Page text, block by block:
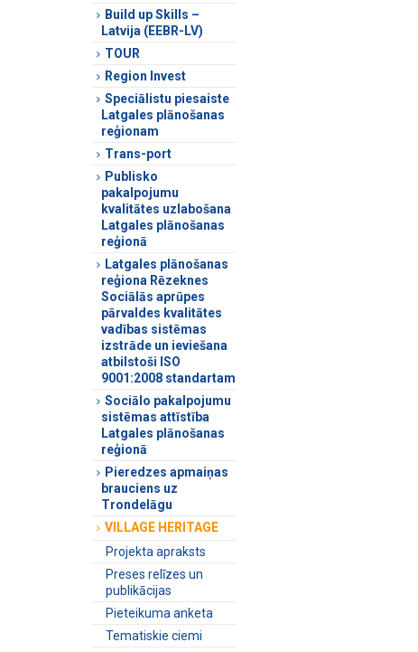
Build up Skills –
Latvija (EEBR-LV)
TOUR
Region Invest
Speciālistu piesaiste
Latgales plānošanas
reģionam
Trans-port
Publisko
pakalpojumu
kvalitātes uzlabošana
Latgales plānošanas
reģionā
Latgales plānošanas
reģiona Rēzeknes
Sociālās aprūpes
pārvaldes kvalitātes
vadības sistēmas
izstrāde un ieviešana
atbilstoši ISO
9001:2008 standartam
Sociālo pakalpojumu
sistēmas attīstība
Latgales plānošanas
reģionā
Pieredzes apmaiņas
brauciens uz
Trondelāgu
VILLAGE HERITAGE
Projekta apraksts
Preses relīzes un
publikācijas
Pieteikuma anketa
Tematiskie ciemi